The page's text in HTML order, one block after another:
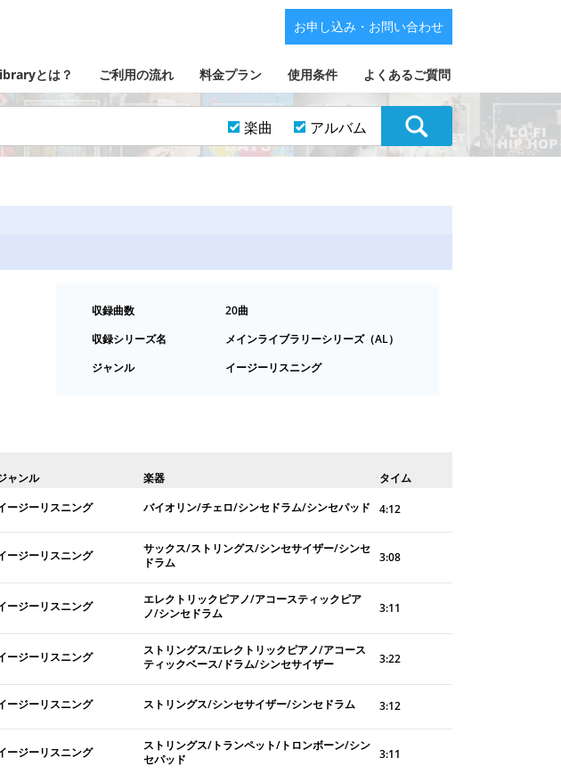
とは？ ご利用の流れ 料金プラン 使用条件 よくあるご質問
お申し込み・お問い合わせ
楽曲 アルバム
収録曲数
20曲
収録シリーズ名
メインライブラリーシリーズ（AL）
ジャンル
イージーリスニング
ャンル 楽器 タイム
ージーリスニング バイオリン/チェロ/シンセドラム/シンセパッド 4:12
ージーリスニング
サックス/ストリングス/シンセサイザー/シンセ
ドラム
3:08
ージーリスニング
エレクトリックピアノ/アコースティックピア
ノ/シンセドラム
3:11
ージーリスニング
ストリングス/エレクトリックピアノ/アコース
ティックベース/ドラム/シンセサイザー
3:22
ージーリスニング ストリングス/シンセサイザー/シンセドラム 3:12
ージーリスニング
ストリングス/トランペット/トロンボーン/シン
セパッド
3:11